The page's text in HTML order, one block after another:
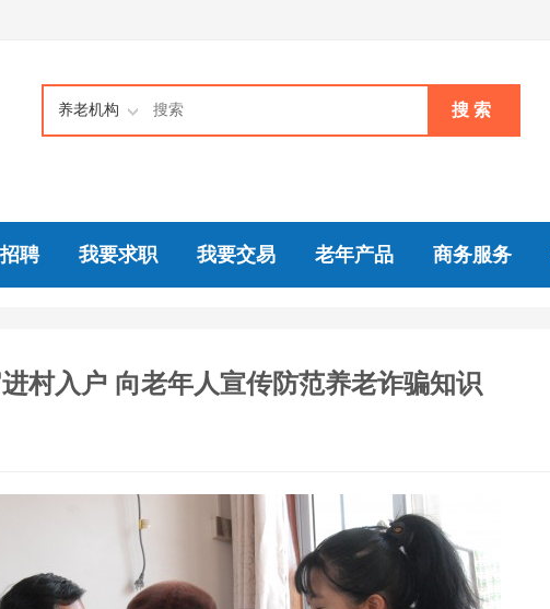
养老机构 搜 索
聘 我要求职 我要交易 老年产品 商务服务
村入户 向老年人宣传防范养老诈骗知识